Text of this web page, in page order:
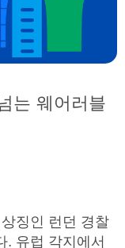
는 웨어러블
징인 런던 경찰
. 유럽 각지에서